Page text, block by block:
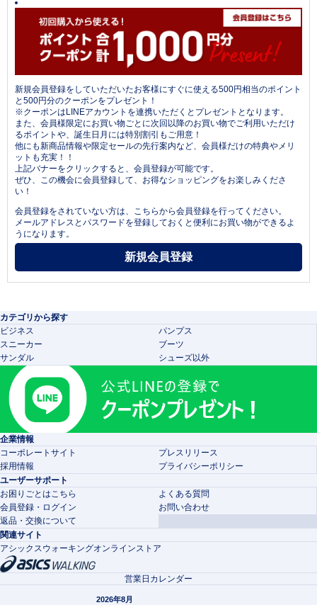
新規会員登録をしていただいたお客様にすぐに使える500円相当のポイント
と500円分のクーポンをプレゼント！
※クーポンはLINEアカウントを連携いただくとプレゼントとなります。
また、会員様限定にお買い物ごとに次回以降のお買い物でご利用いただけ
るポイントや、誕生日月には特別割引もご用意！
他にも新商品情報や限定セールの先行案内など、会員様だけの特典やメリ
ットも充実！！
上記バナーをクリックすると、会員登録が可能です。
ぜひ、この機会に会員登録して、お得なショッピングをお楽しみくださ
い！
会員登録をされていない方は、こちらから会員登録を行ってください。
メールアドレスとパスワードを登録しておくと便利にお買い物ができるよ
うになります。
カテゴリから探す
ビジネス
パンプス
スニーカー
ブーツ
サンダル
シューズ以外
企業情報
コーポレートサイト
プレスリリース
採用情報
プライバシーポリシー
ユーザーサポート
お困りごとはこちら
よくある質問
会員登録・ログイン
お問い合わせ
返品・交換について
関連サイト
アシックスウォーキングオンラインストア
営業日カレンダー
2026年8月